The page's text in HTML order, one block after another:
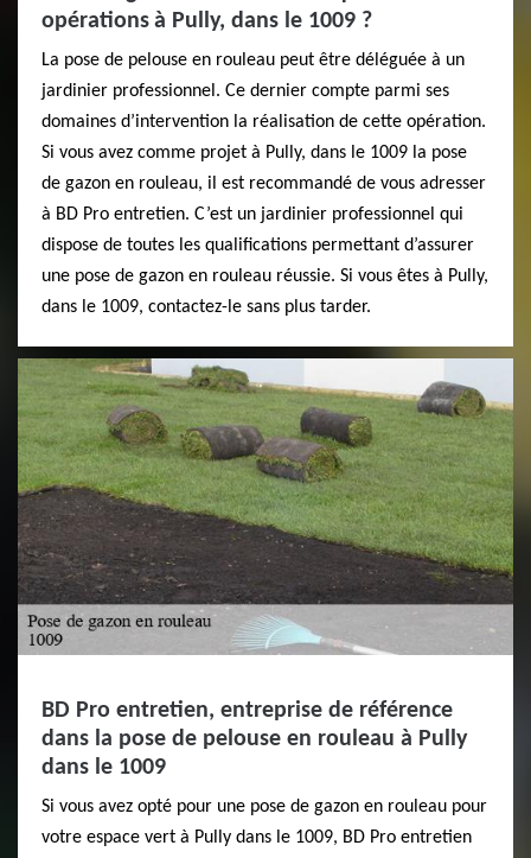
opérations à Pully, dans le 1009 ?
La pose de pelouse en rouleau peut être déléguée à un
jardinier professionnel. Ce dernier compte parmi ses
domaines d’intervention la réalisation de cette opération.
Si vous avez comme projet à Pully, dans le 1009 la pose
de gazon en rouleau, il est recommandé de vous adresser
à BD Pro entretien. C’est un jardinier professionnel qui
dispose de toutes les qualifications permettant d’assurer
une pose de gazon en rouleau réussie. Si vous êtes à Pully,
dans le 1009, contactez-le sans plus tarder.
BD Pro entretien, entreprise de référence
dans la pose de pelouse en rouleau à Pully
dans le 1009
Si vous avez opté pour une pose de gazon en rouleau pour
votre espace vert à Pully dans le 1009, BD Pro entretien